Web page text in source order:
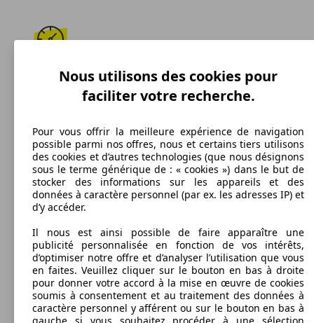
187 km/h
Vitesse maximale
Diesel
Carburant
113 g/km
Émissions de CO2 (combinées)*
Nous utilisons des cookies pour
faciliter votre recherche.
Pour vous offrir la meilleure expérience de navigation
possible parmi nos offres, nous et certains tiers utilisons
des cookies et d’autres technologies (que nous désignons
sous le terme générique de : « cookies ») dans le but de
stocker des informations sur les appareils et des
données à caractère personnel (par ex. les adresses IP) et
d’y accéder.
Il nous est ainsi possible de faire apparaître une
publicité personnalisée en fonction de vos intérêts,
d’optimiser notre offre et d’analyser l’utilisation que vous
en faites. Veuillez cliquer sur le bouton en bas à droite
pour donner votre accord à la mise en œuvre de cookies
soumis à consentement et au traitement des données à
caractère personnel y afférent ou sur le bouton en bas à